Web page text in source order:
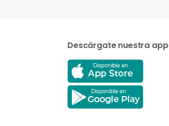
Descárgate nuestra app